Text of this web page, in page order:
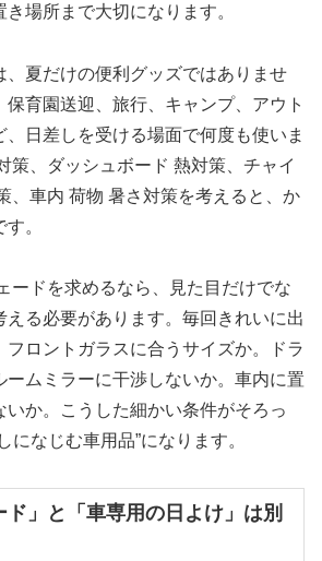
き場所まで大切になります。
、夏だけの便利グッズではありませ
保育園送迎、旅行、キャンプ、アウト
、日差しを受ける場面で何度も使いま
策、ダッシュボード 熱対策、チャイ
、車内 荷物 暑さ対策を考えると、か
。
ードを求めるなら、見た目だけでな
える必要があります。毎回きれいに出
フロントガラスに合うサイズか。ドラ
ームミラーに干渉しないか。車内に置
いか。こうした細かい条件がそろっ
になじむ車用品”になります。
ド」と「車専用の日よけ」は別